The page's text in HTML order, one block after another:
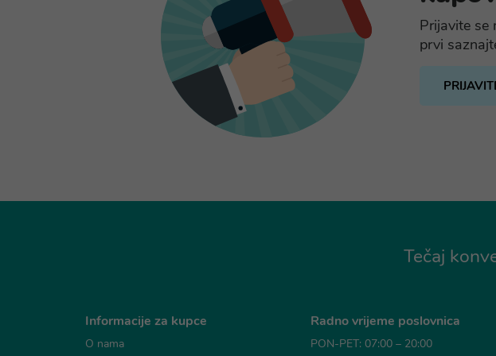
Prijavite se
prvi
Tečaj
Informacije za kupce
O nama
Radno vrijeme poslovnica
PON-PET: 07:00 – 20:00